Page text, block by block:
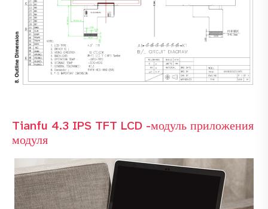
Tianfu 4.3 IPS TFT LCD -модуль приложения
модуля